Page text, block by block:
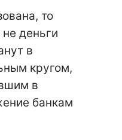
то
деньги
в
кругом,
в
банкам